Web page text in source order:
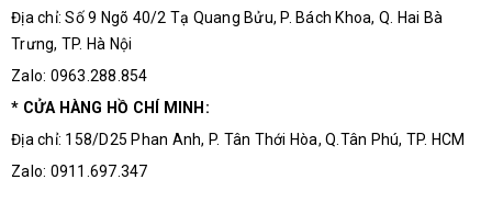
lượng tốt nhất ,giá cạnh tranh nhất,đa dạng sản phẩm nhất.
Địa chỉ: Số 9 Ngõ 40/2 Tạ Quang Bửu, Bách Khoa, Hai Bà
Trưng, Tp Hà Nội.
✔ Cửa hàng trực tiếp: 0963.288.854
Địa chỉ: Số 9 Ngõ 40/2 Tạ Quang Bửu, P. Bách Khoa, Q. Hai Bà
Trưng, TP. Hà Nội
Zalo: 0963.288.854
* CỬA HÀNG HỒ CHÍ MINH:
Địa chỉ: 158/D25 Phan Anh, P. Tân Thới Hòa, Q.Tân Phú, TP. HCM
Zalo: 0911.697.347